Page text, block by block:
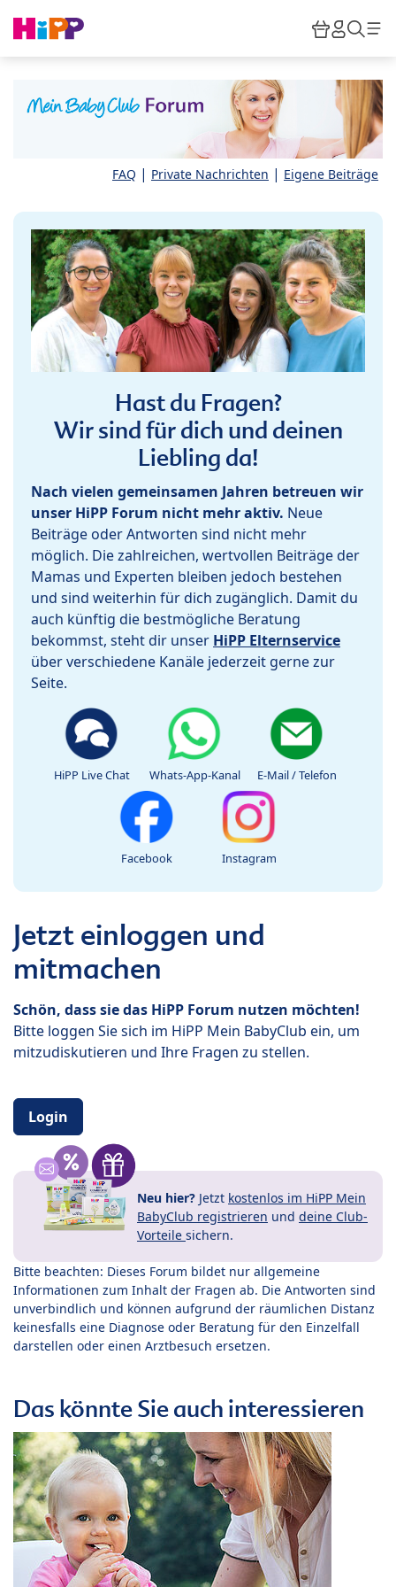
HiPP
FAQ | Private Nachrichten | Eigene Beiträge
Hast du Fragen?
Wir sind für dich und deinen
Liebling da!
Nach vielen gemeinsamen Jahren betreuen wir
unser HiPP Forum nicht mehr aktiv. Neue
Beiträge oder Antworten sind nicht mehr
möglich. Die zahlreichen, wertvollen Beiträge der
Mamas und Experten bleiben jedoch bestehen
und sind weiterhin für dich zugänglich. Damit du
auch künftig die bestmögliche Beratung
bekommst, steht dir unser HiPP Elternservice
über verschiedene Kanäle jederzeit gerne zur
Seite.
HiPP Live Chat Whats-App-Kanal E-Mail / Telefon
Facebook Instagram
Jetzt einloggen und
mitmachen
Schön, dass sie das HiPP Forum nutzen möchten!
Bitte loggen Sie sich im HiPP Mein BabyClub ein, um
mitzudiskutieren und Ihre Fragen zu stellen.
Login
Neu hier? Jetzt kostenlos im HiPP Mein
BabyClub registrieren und deine Club-
Vorteile sichern.
Bitte beachten: Dieses Forum bildet nur allgemeine
Informationen zum Inhalt der Fragen ab. Die Antworten sind
unverbindlich und können aufgrund der räumlichen Distanz
keinesfalls eine Diagnose oder Beratung für den Einzelfall
darstellen oder einen Arztbesuch ersetzen.
Das könnte Sie auch interessieren